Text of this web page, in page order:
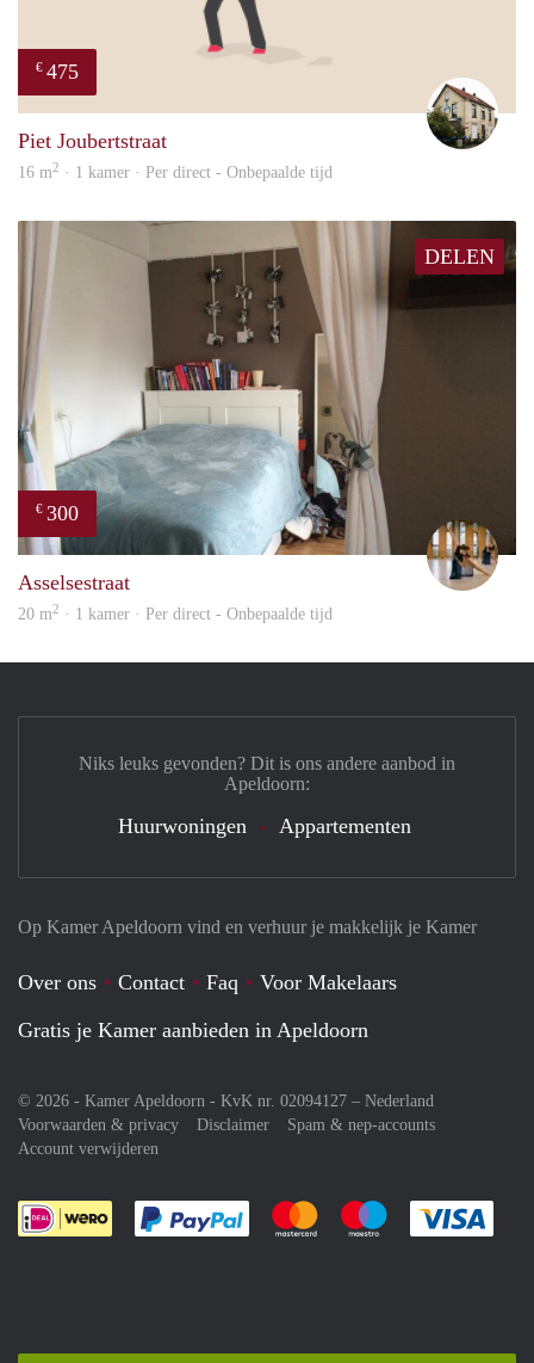
€ 475
Piet Joubertstraat
16 m2 · 1 kamer · Per direct - Onbepaalde tijd
DELEN
€ 300
Asselsestraat
20 m2 · 1 kamer · Per direct - Onbepaalde tijd
Op Kamer Apeldoorn vind en verhuur je makkelijk je Kamer
Over ons Contact Faq
Voor Makelaars
Gratis je Kamer aanbieden in Apeldoorn
© 2026 - Kamer Apeldoorn - KvK nr. 02094127 – Nederland
Voorwaarden & privacy
Disclaimer
Spam & nep-accounts
Account verwijderen
Je rekent gemakkelijk af met Paypal
Je rekent gemakkelijk af met
Je rekent
Niks leuks gevonden? Dit is ons andere aanbod in
Apeldoorn:
Huurwoningen Appartementen